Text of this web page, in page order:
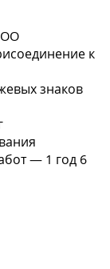
к
знаков
— 1 год 6